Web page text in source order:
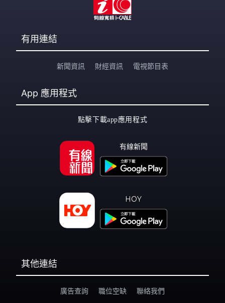
有用連結
新聞資訊 財經資訊 電視節目表
App 應用程式
點擊下載app應用程式
有線新聞
HOY
其他連結
廣告查詢 職位空缺 聯絡我們